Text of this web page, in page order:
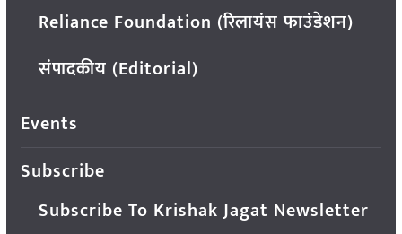
Reliance Foundation (रिलायंस फाउंडेशन)
संपादकीय (Editorial)
Events
Subscribe
Subscribe To Krishak Jagat Newsletter